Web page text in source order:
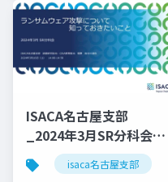
ISACA名古屋支部
_2024年3月SR分科会_
ランサムウェア攻撃
isaca名古屋支部